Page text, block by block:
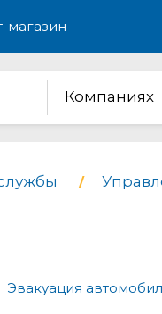
магазин
Компаниях
Эвакуация